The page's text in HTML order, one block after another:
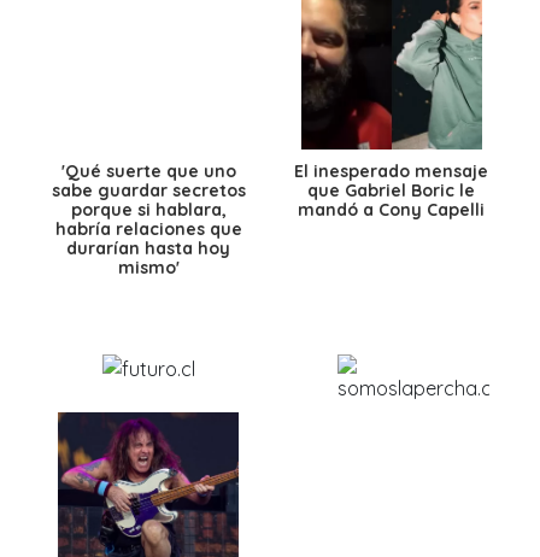
'Qué suerte que uno
sabe guardar secretos
porque si hablara,
habría relaciones que
durarían hasta hoy
mismo'
El inesperado mensaje
que Gabriel Boric le
mandó a Cony Capelli